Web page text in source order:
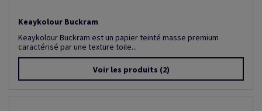
Keaykolour Buckram
Keaykolour Buckram est un papier teinté masse premium
caractérisé par une texture toile...
Voir les produits (2)